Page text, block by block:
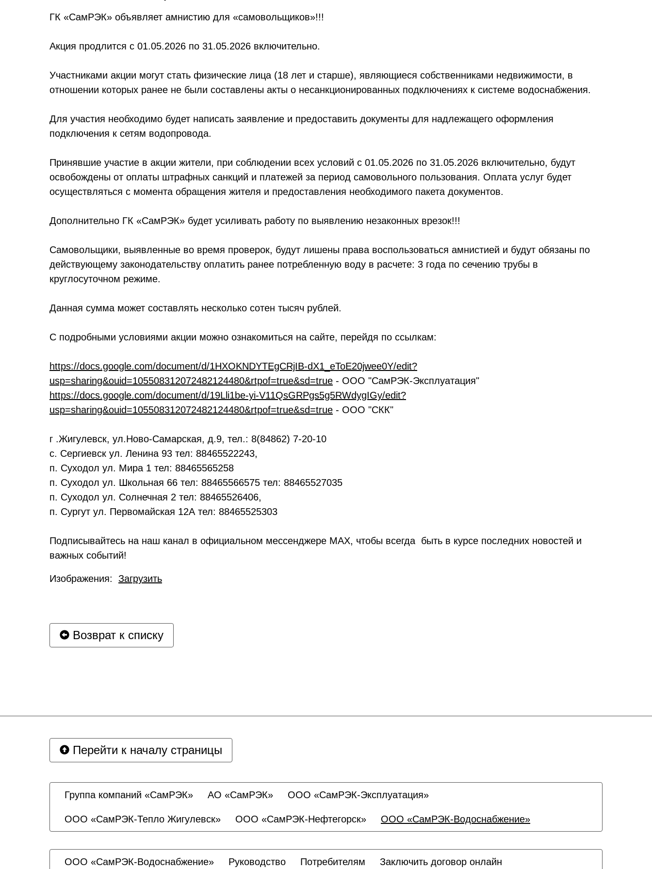
ГК «СамРЭК» объявляет амнистию для «самовольщиков»!!!
Акция продлится с 01.05.2026 по 31.05.2026 включительно.
Участниками акции могут стать физические лица (18 лет и старше), являющиеся собственниками недвижимости, в
отношении которых ранее не были составлены акты о несанкционированных подключениях к системе водоснабжения.
Для участия необходимо будет написать заявление и предоставить документы для надлежащего оформления
подключения к сетям водопровода.
Принявшие участие в акции жители, при соблюдении всех условий с 01.05.2026 по 31.05.2026 включительно, будут
освобождены от оплаты штрафных санкций и платежей за период самовольного пользования. Оплата услуг будет
осуществляться с момента обращения жителя и предоставления необходимого пакета документов.
Дополнительно ГК «СамРЭК» будет усиливать работу по выявлению незаконных врезок!!!
Самовольщики, выявленные во время проверок, будут лишены права воспользоваться амнистией и будут обязаны по
действующему законодательству оплатить ранее потребленную воду в расчете: 3 года по сечению трубы в
круглосуточном режиме.
Данная сумма может составлять несколько сотен тысяч рублей.
С подробными условиями акции можно ознакомиться на сайте, перейдя по ссылкам:
https://docs.google.com/document/d/1HXOKNDYTEgCRjIB-dX1_eToE20jwee0Y/edit?
usp=sharing&ouid=105508312072482124480&rtpof=true&sd=true - ООО "СамРЭК-Эксплуатация"
https://docs.google.com/document/d/19Lli1be-yi-V11QsGRPgs5g5RWdygIGy/edit?
usp=sharing&ouid=105508312072482124480&rtpof=true&sd=true - ООО "СКК"
г .Жигулевск, ул.Ново-Самарская, д.9, тел.: 8(84862) 7-20-10
с. Сергиевск ул. Ленина 93 тел: 88465522243,
п. Суходол ул. Мира 1 тел: 88465565258
п. Суходол ул. Школьная 66 тел: 88465566575 тел: 88465527035
п. Суходол ул. Солнечная 2 тел: 88465526406,
п. Сургут ул. Первомайская 12А тел: 88465525303
Подписывайтесь на наш канал в официальном мессенджере МАХ, чтобы всегда быть в курсе последних новостей и
важных событий!
Изображения: Загрузить
Возврат к списку
Перейти к началу страницы
Группа компаний «СамРЭК» АО «СамРЭК» ООО «СамРЭК-Эксплуатация»
ООО «СамРЭК-Тепло Жигулевск» ООО «СамРЭК-Нефтегорск» ООО «СамРЭК-Водоснабжение»
ООО «СамРЭК-Водоснабжение» Руководство Потребителям Заключить договор онлайн